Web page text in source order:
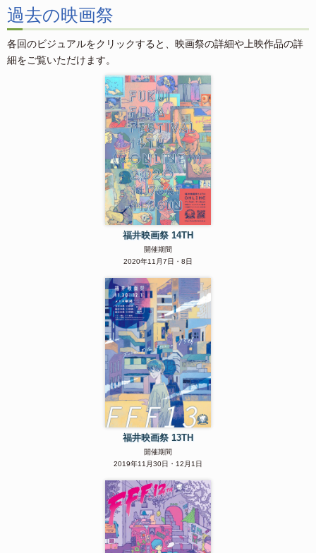
過去の映画祭
各回のビジュアルをクリックすると、映画祭の詳細や上映作品の詳
細をご覧いただけます。
福井映画祭 14TH
開催期間
2020年11月7日・8日
福井映画祭 13TH
開催期間
2019年11月30日・12月1日